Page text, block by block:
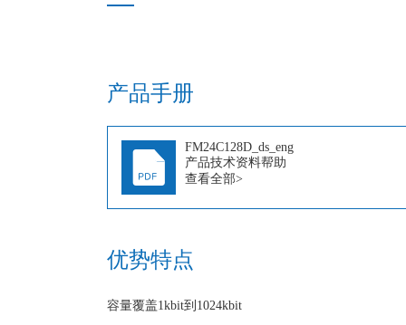
产品手册
FM24C128D_ds_eng
产品技术资料帮助
查看全部>
优势特点
容量覆盖1kbit到1024kbit